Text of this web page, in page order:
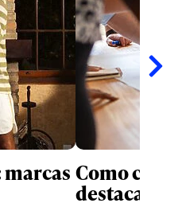
marcas Como
destacam